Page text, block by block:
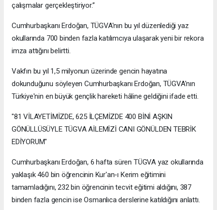
çalışmalar gerçekleştiriyor.”
Cumhurbaşkanı Erdoğan, TÜGVA'nın bu yıl düzenlediği yaz
okullarında 700 binden fazla katılımcıya ulaşarak yeni bir rekora
imza attığını belirtti.
Vakfın bu yıl 1,5 milyonun üzerinde gencin hayatına
dokunduğunu söyleyen Cumhurbaşkanı Erdoğan, TÜGVA'nın
Türkiye'nin en büyük gençlik hareketi hâline geldiğini ifade etti.
"81 VİLAYETİMİZDE, 625 İLÇEMİZDE 400 BİNİ AŞKIN
GÖNÜLLÜSÜYLE TÜGVA AİLEMİZİ CANI GÖNÜLDEN TEBRİK
EDİYORUM"
Cumhurbaşkanı Erdoğan, 6 hafta süren TÜGVA yaz okullarında
yaklaşık 460 bin öğrencinin Kur'an-ı Kerim eğitimini
tamamladığını, 232 bin öğrencinin tecvit eğitimi aldığını, 387
binden fazla gencin ise Osmanlıca derslerine katıldığını anlattı.